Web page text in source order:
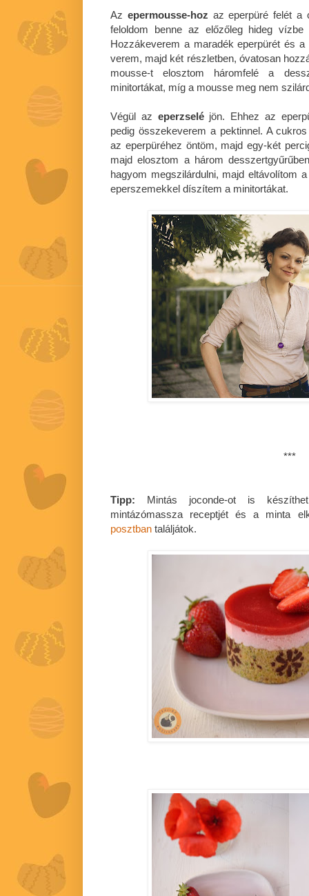
Az epermousse-hoz az eperpüré felét a
feloldom benne az előzőleg hideg vízbe
Hozzákeverem a maradék eperpürét és
verem, majd két részletben, óvatosan
mousse-t elosztom háromfelé a
minitortákat, míg a mousse meg nem
Végül az eperzseléjön. Ehhez az
pedig összekeverem a pektinnel. A
az eperpüréhez öntöm, majd egy-két
majd elosztom a három
hagyom megszilárdulni, majd eltávolítom
eperszemekkel díszítem a minitortákat.
***
Tipp:
Mintás joconde-ot is
mintázómassza receptjét és a minta
posztban találjátok.